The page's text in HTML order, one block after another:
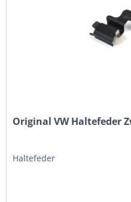
Original VW Haltefeder
Haltefeder